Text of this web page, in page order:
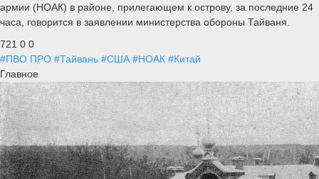
армии (НОАК) в районе, прилегающем к острову, за последние 24
часа, говорится в заявлении министерства обороны Тайваня.
721 0 0
#ПВО ПРО #Тайвань #США #НОАК #Китай
Главное